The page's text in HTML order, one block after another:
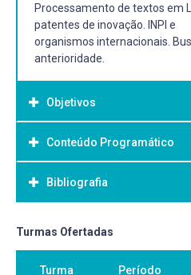
Processamento de textos em
patentes de inovação. INPI e
organismos internacionais.
anterioridade.
Objetivos
Objetivo Geral:
Proporcionar aos alunos do
Materiais ferramentas básicas
técnicos.
Conteúdo Programático
Bibliografia
Bibliografia Básica:
KAHLMEYER-MERTENS,
projetos de pesquisa:
Turmas Ofertadas
Turma Período